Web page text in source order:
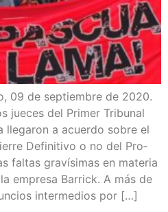
09 de sep­tiem­bre de 2020.
jue­ces del Pri­mer Tri­bu­nal
lle­ga­ron a acuer­do sobre el
Defi­ni­ti­vo o no del Pro­
fal­tas gra­ví­si­mas en mate­ria
empre­sa Barrick. A más de
inter­me­dios por […]